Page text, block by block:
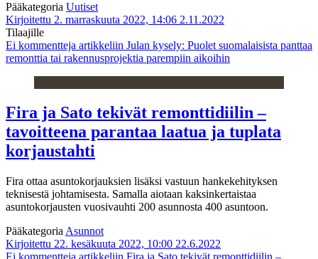
Pääkategoria Uutiset
Kirjoitettu 2. marraskuuta 2022, 14:06 2.11.2022
Tilaajille
Ei kommentteja artikkeliin Julan kysely: Puolet suomalaisista panttaa
remonttia tai rakennusprojektia parempiin aikoihin
Fira ja Sato tekivät remonttidiilin –
tavoitteena parantaa laatua ja tuplata
korjaustahti
Fira ottaa asuntokorjauksien lisäksi vastuun hankekehityksen
teknisestä johtamisesta. Samalla aiotaan kaksinkertaistaa
asuntokorjausten vuosivauhti 200 asunnosta 400 asuntoon.
Pääkategoria Asunnot
Kirjoitettu 22. kesäkuuta 2022, 10:00 22.6.2022
Ei kommentteja artikkeliin Fira ja Sato tekivät remonttidiilin –